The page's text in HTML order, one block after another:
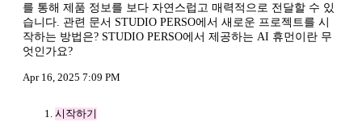
를 통해 제품 정보를 보다 자연스럽고 매력적으로 전달할 수 있
습니다. 관련 문서 STUDIO PERSO에서 새로운 프로젝트를 시
작하는 방법은? STUDIO PERSO에서 제공하는 AI 휴먼이란 무
엇인가요?
Apr 16, 2025 7:09 PM
시작하기